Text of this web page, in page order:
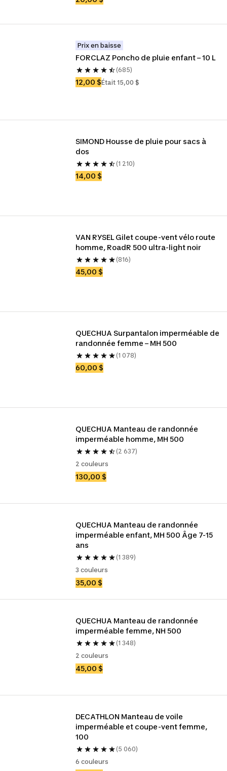
Prix en baisse
FORCLAZ Poncho de pluie enfant – 10 L
(685)
12,00 $Était 15,00 $
SIMOND Housse de pluie pour sacs à
dos
(1 210)
14,00 $
VAN RYSEL Gilet coupe-vent vélo route
homme, RoadR 500 ultra-light noir
(816)
45,00 $
QUECHUA Surpantalon imperméable de
randonnée femme – MH 500
(1 078)
60,00 $
QUECHUA Manteau de randonnée
imperméable homme, MH 500
(2 637)
2 couleurs
130,00 $
QUECHUA Manteau de randonnée
imperméable enfant, MH 500 Âge 7-15
ans
(1 389)
3 couleurs
35,00 $
QUECHUA Manteau de randonnée
imperméable femme, NH 500
(1 348)
2 couleurs
45,00 $
DECATHLON Manteau de voile
imperméable et coupe-vent femme,
100
(5 060)
6 couleurs